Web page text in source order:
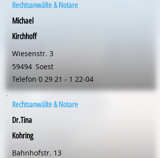
Rechtsanwälte & Notare
Michael
Kirchhoff
Wiesenstr. 3
59494 Soest
Telefon 0 29 21 - 1 22-04
Rechtsanwälte & Notare
Dr.Tina
Kohring
Bahnhofstr. 13